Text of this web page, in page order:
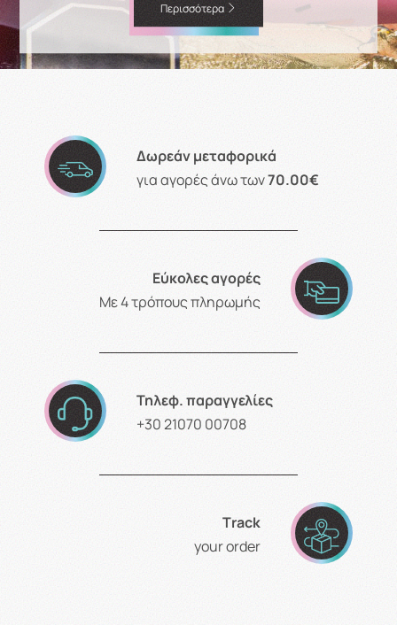
Περισσότερα
Δωρεάν μεταφορικά
για αγορές άνω των70.00€
Εύκολες αγορές
Με 4 τρόπους πληρωμής
Τηλεφ. παραγγελίες
+30 21070 00708
Τrack
your order